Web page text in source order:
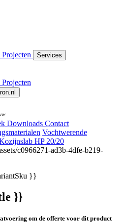
Projecten Services
Projecten
Downloads Contact
Vochtwerende
HP 20/20
}}
}}
om de offerte voor dit product